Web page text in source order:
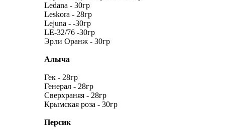
Ledana - 30гр
Leskora - 28гр
Lejuna - -30гр
LE-32/76 -30гр
Эрли Оранж - 30гр
Алыча
Гек - 28гр
Генерал - 28гр
Сверхраняя - 28гр
Крымская роза - 30гр
Персик